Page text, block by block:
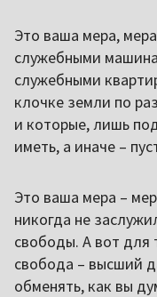
Это ваша мера,
служебными
служебными
клочке земли по
и которые, лишь
иметь, а иначе –
Это ваша мера –
никогда не
свободы. А вот для
свобода – высший
обменять, как вы